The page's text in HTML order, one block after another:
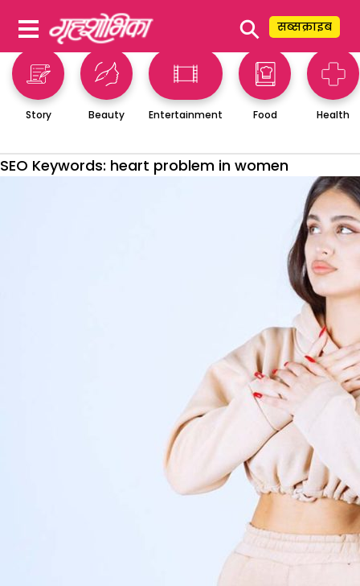
⚲ सब्सक्राइब
Story Beauty Entertainment Food Health
SEO Keywords: heart problem in women